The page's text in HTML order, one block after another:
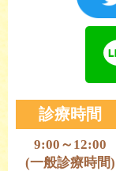
診療時間
9:00～12:00
(一般診療時間)